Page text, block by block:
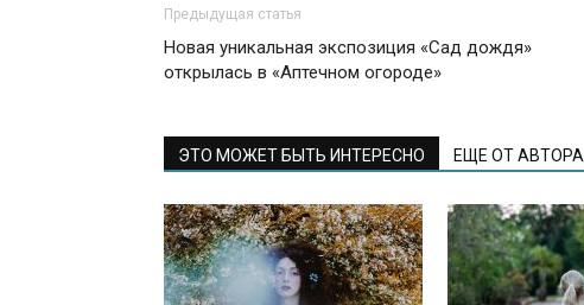
Предыдущая статья
Новая уникальная экспозиция «Сад дождя»
открылась в «Аптечном огороде»
ЭТО МОЖЕТ БЫТЬ ИНТЕРЕСНО ЕЩЕ ОТ АВТОРА